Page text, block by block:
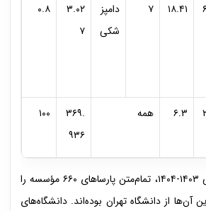
۱۸.۴۱ ۷
دامپز
شکی
۳.۰۲
۷
۰.۸
۶.۳ همه
۳۶۹.
۹۳۶
۱۰۰
کاربران در سال تحصیلی ۱۴۰۳-۱۴۰۴، تمام‌متن پارساهای ۶۶۰ مؤسسه را
آن‌ها از دانشگاه تهران بوده‌‌اند. دانشگاه‌های